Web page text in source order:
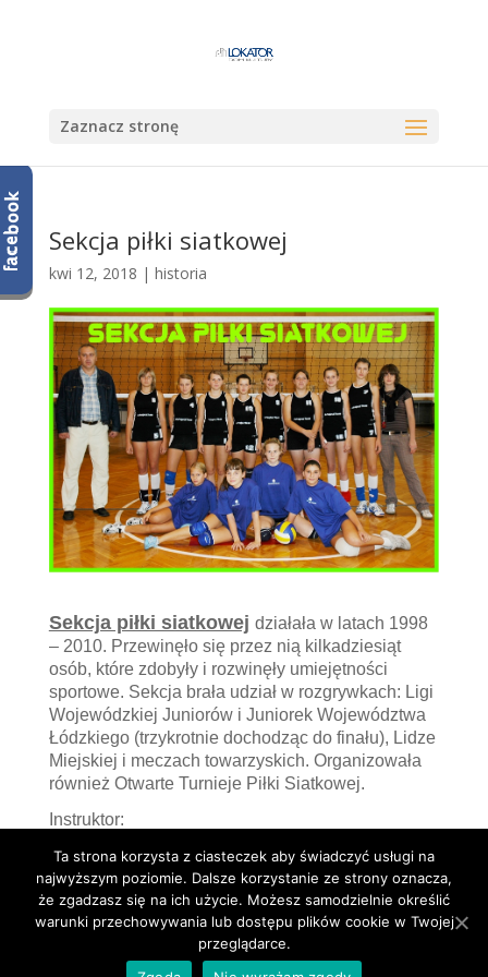
Zaznacz stronę
Sekcja piłki siatkowej
kwi 12, 2018 | historia
Sekcja piłki siatkowej działała w latach 1998
– 2010. Przewinęło się przez nią kilkadziesiąt
osób, które zdobyły i rozwinęły umiejętności
sportowe. Sekcja brała udział w rozgrywkach: Ligi
Wojewódzkiej Juniorów i Juniorek Województwa
Łódzkiego (trzykrotnie dochodząc do finału), Lidze
Miejskiej i meczach towarzyskich. Organizowała
również Otwarte Turnieje Piłki Siatkowej.
Instruktor:
Edward Michalak
Ta strona korzysta z ciasteczek aby świadczyć usługi na
najwyższym poziomie. Dalsze korzystanie ze strony oznacza,
że zgadzasz się na ich użycie. Możesz samodzielnie określić
warunki przechowywania lub dostępu plików cookie w Twojej
przeglądarce.